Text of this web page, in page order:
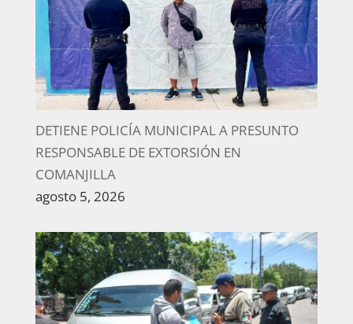
DETIENE POLICÍA MUNICIPAL A PRESUNTO
RESPONSABLE DE EXTORSIÓN EN
COMANJILLA
agosto 5, 2026